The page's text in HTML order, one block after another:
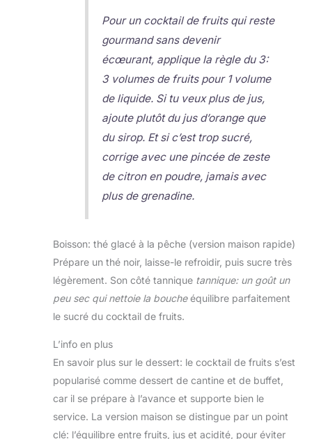
Pour un cocktail de fruits qui reste
gourmand sans devenir
écœurant, applique la règle du 3:
3 volumes de fruits pour 1 volume
de liquide. Si tu veux plus de jus,
ajoute plutôt du jus d’orange que
du sirop. Et si c’est trop sucré,
corrige avec une pincée de zeste
de citron en poudre, jamais avec
plus de grenadine.
Boisson: thé glacé à la pêche (version maison rapide)
Prépare un thé noir, laisse-le refroidir, puis sucre très
légèrement. Son côté tannique tannique: un goût un
peu sec qui nettoie la boucheéquilibre parfaitement
le sucré du cocktail de fruits.
L’info en plus
En savoir plus sur le dessert: le cocktail de fruits s’est
popularisé comme dessert de cantine et de buffet,
car il se prépare à l’avance et supporte bien le
service. La version maison se distingue par un point
clé: l’équilibre entre fruits, jus et acidité, pour éviter